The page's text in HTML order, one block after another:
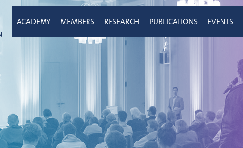
ACADEMY MEMBERS RESEARCH PUBLICATIONS EVENTS